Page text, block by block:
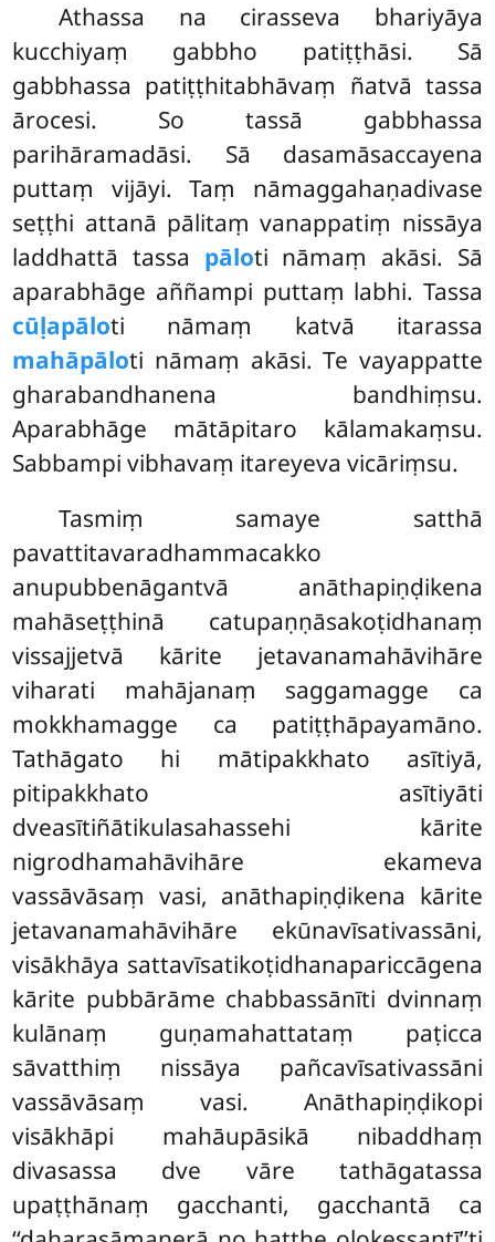
Athassa na cirasseva bhariyāya
kucchiyaṃ gabbho patiṭṭhāsi. Sā
gabbhassa patiṭṭhitabhāvaṃ ñatvā tassa
ārocesi. So tassā gabbhassa
parihāramadāsi. Sā dasamāsaccayena
puttaṃ vijāyi. Taṃ nāmaggahaṇadivase
seṭṭhi attanā pālitaṃ vanappatiṃ nissāya
laddhattā tassa pāloti nāmaṃ akāsi. Sā
aparabhāge aññampi puttaṃ labhi. Tassa
cūḷapāloti nāmaṃ katvā itarassa
mahāpāloti nāmaṃ akāsi. Te vayappatte
gharabandhanena bandhiṃsu.
Aparabhāge mātāpitaro kālamakaṃsu.
Sabbampi vibhavaṃ itareyeva vicāriṃsu.
Tasmiṃ samaye satthā
pavattitavaradhammacakko
anupubbenāgantvā anāthapiṇḍikena
mahāseṭṭhinā catupaṇṇāsakoṭidhanaṃ
vissajjetvā kārite jetavanamahāvihāre
viharati mahājanaṃ saggamagge ca
mokkhamagge ca patiṭṭhāpayamāno.
Tathāgato hi mātipakkhato asītiyā,
pitipakkhato asītiyāti
dveasītiñātikulasahassehi kārite
nigrodhamahāvihāre ekameva
vassāvāsaṃ vasi, anāthapiṇḍikena kārite
jetavanamahāvihāre ekūnavīsativassāni,
visākhāya sattavīsatikoṭidhanapariccāgena
kārite pubbārāme chabbassānīti dvinnaṃ
kulānaṃ guṇamahattataṃ paṭicca
sāvatthiṃ nissāya pañcavīsativassāni
vassāvāsaṃ vasi. Anāthapiṇḍikopi
visākhāpi mahāupāsikā nibaddhaṃ
divasassa dve vāre tathāgatassa
upaṭṭhānaṃ gacchanti, gacchantā ca